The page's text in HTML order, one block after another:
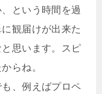
という時間を過
観届けが出来た
思います。スピ
らね。
、例えばプロペ